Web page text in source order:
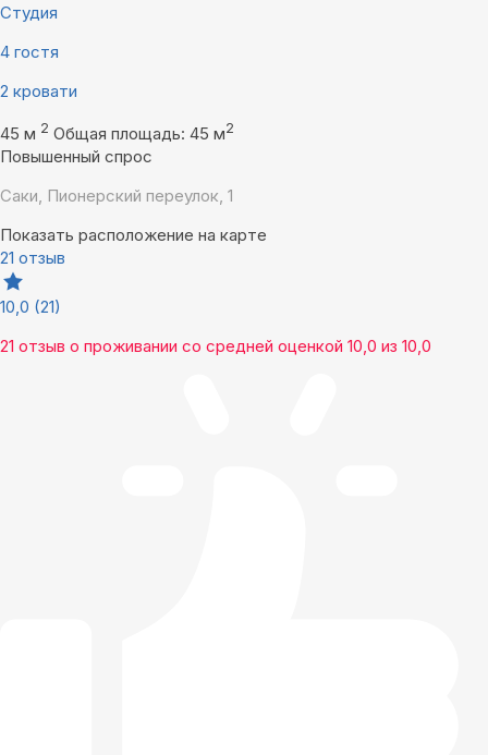
Студия
4 гостя
2 кровати
45 м 2 Общая площадь: 45 м2
Повышенный спрос
Саки, Пионерский переулок, 1
Показать расположение на карте
21 отзыв
10,0 (21)
21 отзыв о проживании со средней оценкой 10,0 из 10,0